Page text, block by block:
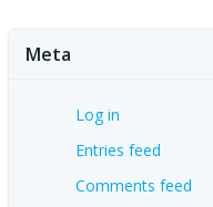
Meta
Log in
Entries feed
Comments feed